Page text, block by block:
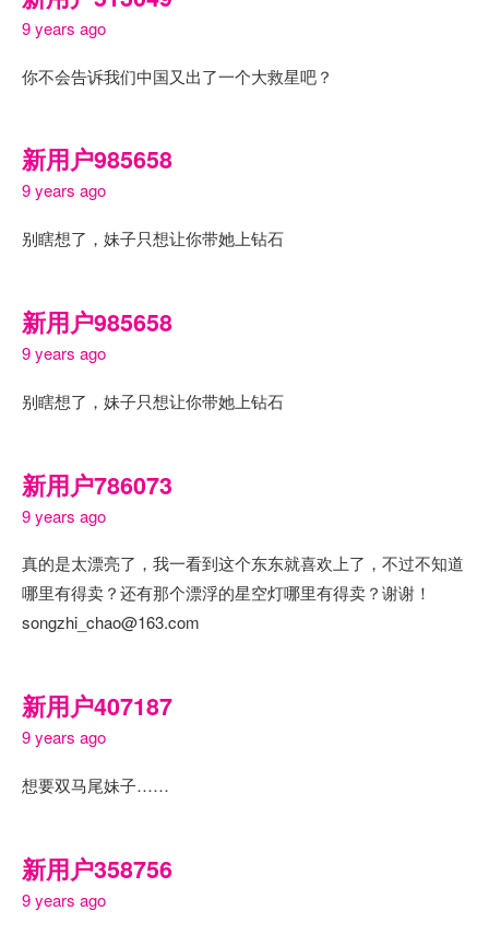
9 years ago
你不会告诉我们中国又出了一个大救星吧？
新用户985658
9 years ago
别瞎想了，妹子只想让你带她上钻石
新用户985658
9 years ago
别瞎想了，妹子只想让你带她上钻石
新用户786073
9 years ago
真的是太漂亮了，我一看到这个东东就喜欢上了，不过不知道
哪里有得卖？还有那个漂浮的星空灯哪里有得卖？谢谢！
songzhi_chao@163.com
新用户407187
9 years ago
想要双马尾妹子……
新用户358756
9 years ago